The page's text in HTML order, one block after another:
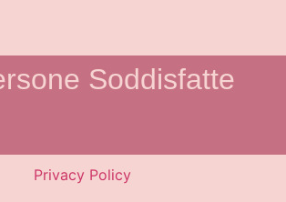
Soddisfatte
Privacy Policy